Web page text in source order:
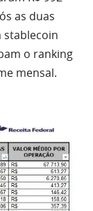
as duas
stablecoin
o ranking
mensal.